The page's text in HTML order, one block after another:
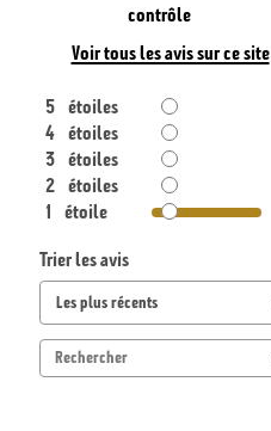
contrôle
Voir tous les avis sur ce site
5 étoiles
4 étoiles
3 étoiles
2 étoiles
1 étoile
Trier les avis